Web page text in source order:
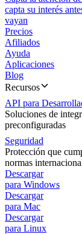
capta su interés
vayan
Precios
Afiliados
Ayuda
Aplicaciones
Blog
Recursos
API para
Soluciones de
preconfiguradas
Seguridad
Protección que
normas
Descargar
para Windows
Descargar
para Mac
Descargar
para Linux